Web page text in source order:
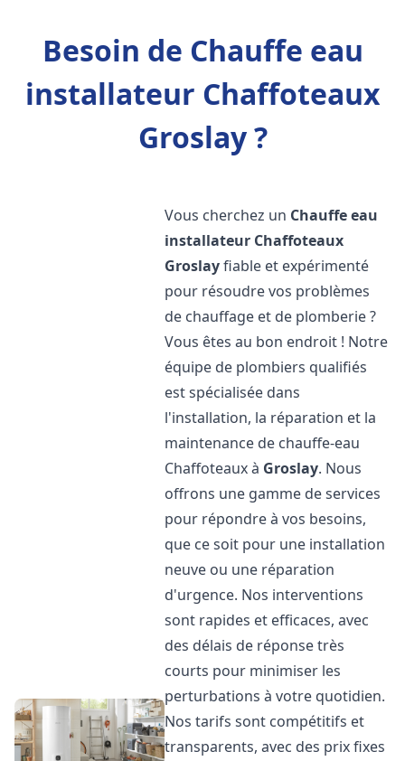
Besoin de Chauffe eau
installateur Chaffoteaux
Groslay ?
Vous cherchez un Chauffe eau
installateur Chaffoteaux
Groslayfiable et expérimenté
pour résoudre vos problèmes
de chauffage et de plomberie ?
Vous êtes au bon endroit ! Notre
équipe de plombiers qualifiés
est spécialisée dans
l'installation, la réparation et la
maintenance de chauffe-eau
Chaffoteaux à Groslay. Nous
offrons une gamme de services
pour répondre à vos besoins,
que ce soit pour une installation
neuve ou une réparation
d'urgence. Nos interventions
sont rapides et efficaces, avec
des délais de réponse très
courts pour minimiser les
perturbations à votre quotidien.
Nos tarifs sont compétitifs et
transparents, avec des prix fixes